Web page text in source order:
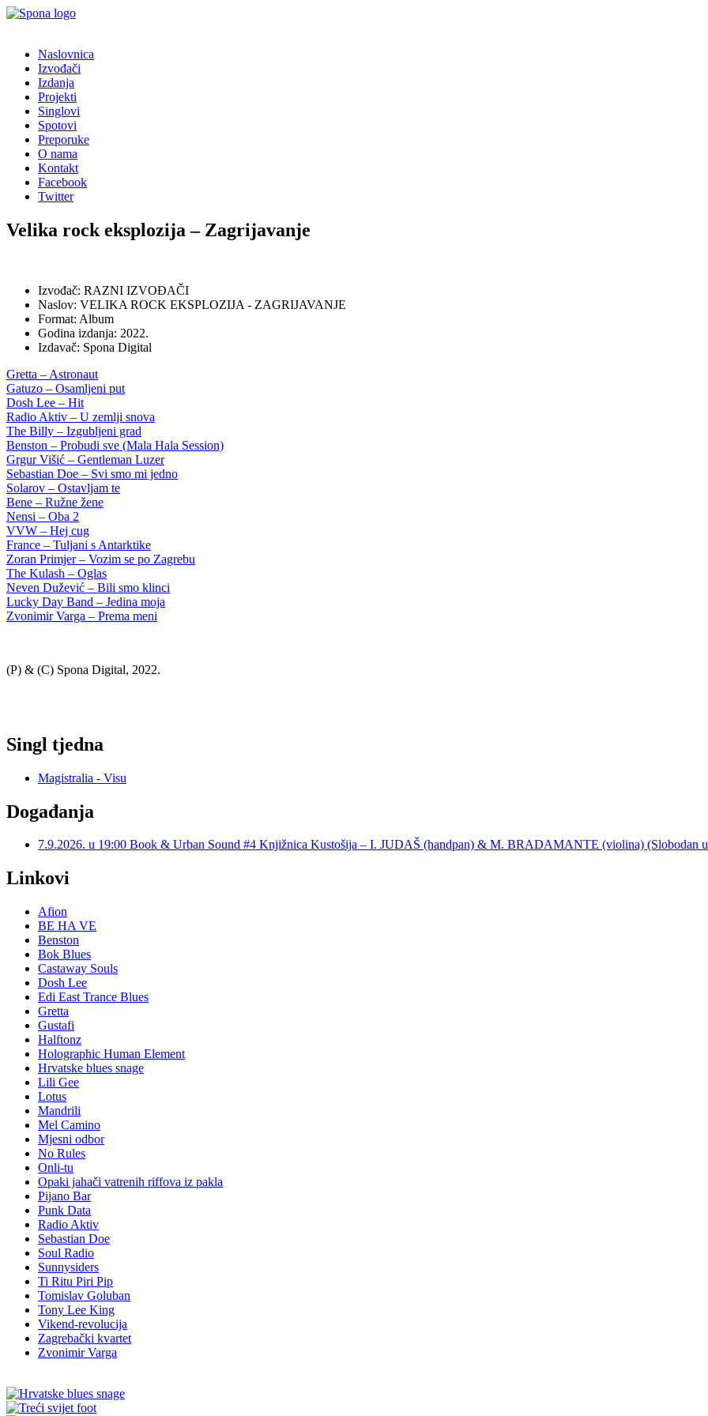
Naslovnica
Izvođači
Izdanja
Projekti
Singlovi
Spotovi
Preporuke
O nama
Kontakt
Facebook
Twitter
Velika rock eksplozija – Zagrijavanje
Izvođač: RAZNI IZVOĐAČI
Naslov: VELIKA ROCK EKSPLOZIJA - ZAGRIJAVANJE
Format: Album
Godina izdanja: 2022.
Izdavač: Spona Digital
Gretta – Astronaut
Gatuzo – Osamljeni put
Dosh Lee – Hit
Radio Aktiv – U zemlji snova
The Billy – Izgubljeni grad
Benston – Probudi sve (Mala Hala Session)
Grgur Višić – Gentleman Luzer
Sebastian Doe – Svi smo mi jedno
Solarov – Ostavljam te
Bene – Ružne žene
Nensi – Oba 2
VVW – Hej cug
France – Tuljani s Antarktike
Zoran Primjer – Vozim se po Zagrebu
The Kulash – Oglas
Neven Dužević – Bili smo klinci
Lucky Day Band – Jedina moja
Zvonimir Varga – Prema meni
(P) & (C) Spona Digital, 2022.
Singl tjedna
Magistralia - Visu
Događanja
7.9.2026. u 19:00 Book & Urban Sound #4 Knjižnica Kustošija – I. JUDAŠ (handpan) & M. BRADAMANTE (violina) (Slobodan
Linkovi
Afion
BE HA VE
Benston
Bok Blues
Castaway Souls
Dosh Lee
Edi East Trance Blues
Gretta
Gustafi
Halftonz
Holographic Human Element
Hrvatske blues snage
Lili Gee
Lotus
Mandrili
Mel Camino
Mjesni odbor
No Rules
Onli-tu
Opaki jahači vatrenih riffova iz pakla
Pijano Bar
Punk Data
Radio Aktiv
Sebastian Doe
Soul Radio
Sunnysiders
Ti Ritu Piri Pip
Tomislav Goluban
Tony Lee King
Vikend-revolucija
Zagrebački kvartet
Zvonimir Varga